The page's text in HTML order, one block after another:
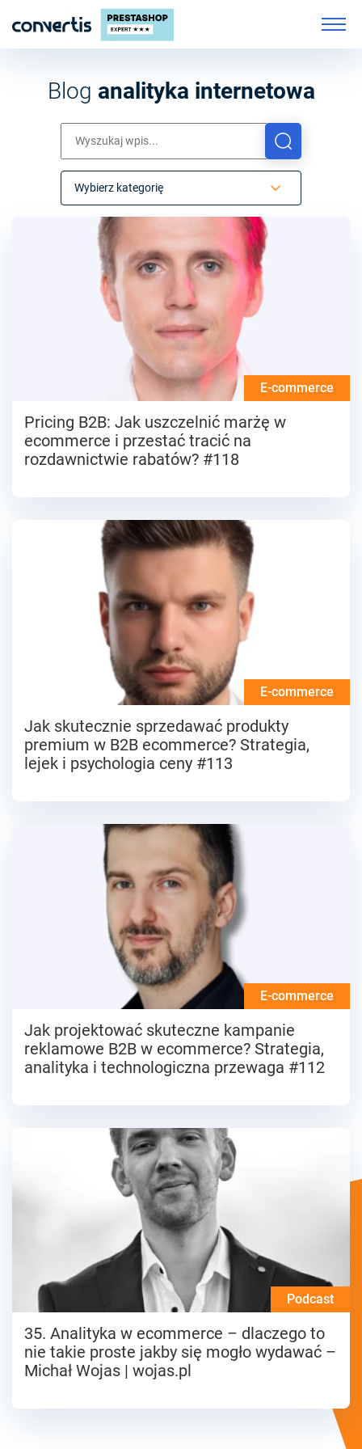
Blog analityka internetowa
Wybierz kategorię
E-commerce
Pricing B2B: Jak uszczelnić marżę w
ecommerce i przestać tracić na
rozdawnictwie rabatów? #118
E-commerce
Jak skutecznie sprzedawać produkty
premium w B2B ecommerce? Strategia,
lejek i psychologia ceny #113
E-commerce
Jak projektować skuteczne kampanie
reklamowe B2B w ecommerce? Strategia,
analityka i technologiczna przewaga #112
Podcast
35. Analityka w ecommerce – dlaczego to
nie takie proste jakby się mogło wydawać –
Michał Wojas | wojas.pl